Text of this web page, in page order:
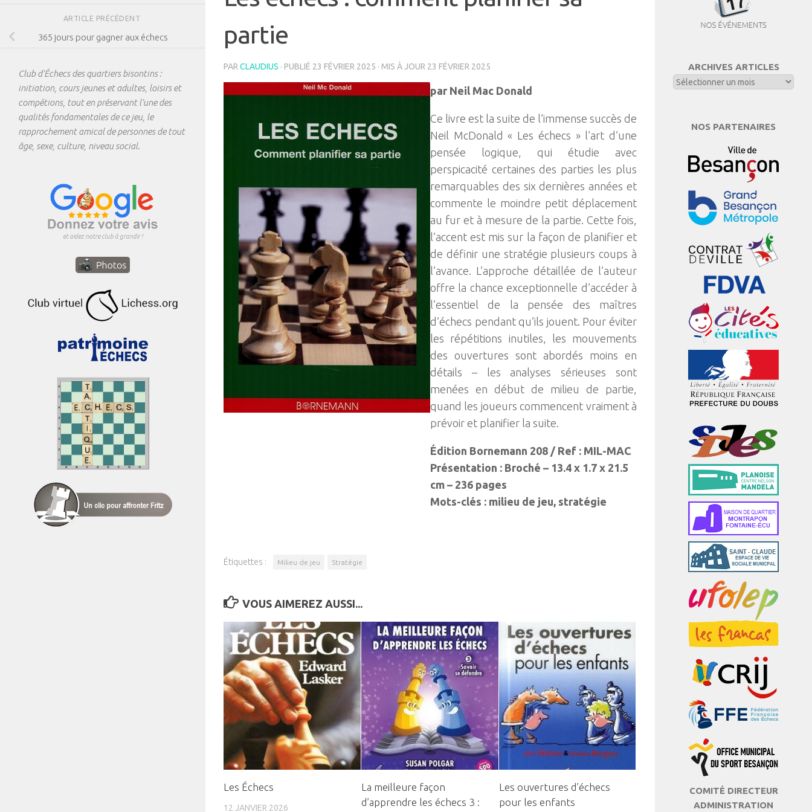
partie
PAR CLAUDIUS · PUBLIÉ 23 FÉVRIER 2025 · MIS À JOUR 23 FÉVRIER 2025
par Neil Mac Donald
Ce livre est la suite de l’immense succès de
Neil McDonald « Les échecs » l’art d’une
pensée logique, qui étudie avec
perspicacité certaines des parties les plus
remarquables des six dernières années et
commente le moindre petit déplacement
au fur et à mesure de la partie. Cette fois,
l’accent est mis sur la façon de planifier et
de définir une stratégie plusieurs coups à
l’avance. L’approche détaillée de l’auteur
offre la chance exceptionnelle d’accéder à
l’essentiel de la pensée des maîtres
d’échecs pendant qu’ils jouent. Pour éviter
les répétitions inutiles, les mouvements
des ouvertures sont abordés moins en
détails – les analyses sérieuses sont
menées en début de milieu de partie,
quand les joueurs commencent vraiment à
prévoir et planifier la suite.
Édition Bornemann 208 / Ref : MIL-MAC
Présentation : Broché – 13.4 x 1.7 x 21.5
cm – 236 pages
Mots-clés : milieu de jeu, stratégie
Étiquettes : Milieu de jeu Stratégie
VOUS AIMEREZ AUSSI...
Les Échecs
12 JANVIER 2026
La meilleure façon
d’apprendre les échecs 3 :
Les ouvertures d’échecs
pour les enfants
ARTICLE PRÉCÉDENT
365 jours pour gagner aux échecs
Club d'Échecs des quartiers bisontins :
initiation, cours jeunes et adultes, loisirs et
compétions, tout en préservant l'une des
qualités fondamentales de ce jeu, le
rapprochement amical de personnes de tout
âge, sexe, culture, niveau social.
et aidez notre club à grandir !
ARCHIVES ARTICLES
NOS PARTENAIRES
COMITÉ DIRECTEUR
ADMINISTRATION